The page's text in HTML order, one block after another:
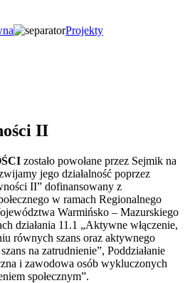
Projekty
II
zostało powołane przez Sejmik na
jego działalność poprzez
II” dofinansowany z
w ramach Regionalnego
Warmińsko – Mazurskiego
działania 11.1 „Aktywne włączenie,
równych szans oraz aktywnego
na zatrudnienie”, Poddziałanie
i zawodowa osób wykluczonych
społecznym”.